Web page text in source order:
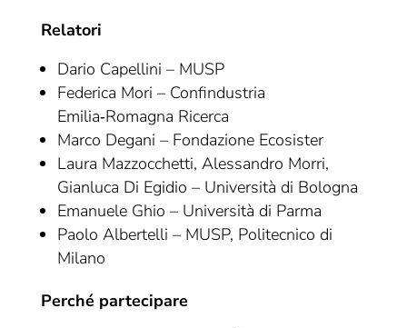
Relatori
Dario Capellini – MUSP
Federica Mori – Confindustria
Emilia‑Romagna Ricerca
Marco Degani – Fondazione Ecosister
Laura Mazzocchetti, Alessandro Morri,
Gianluca Di Egidio – Università di Bologna
Emanuele Ghio – Università di Parma
Paolo Albertelli – MUSP, Politecnico di
Milano
Perché partecipare